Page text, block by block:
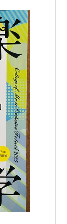
四重奏曲